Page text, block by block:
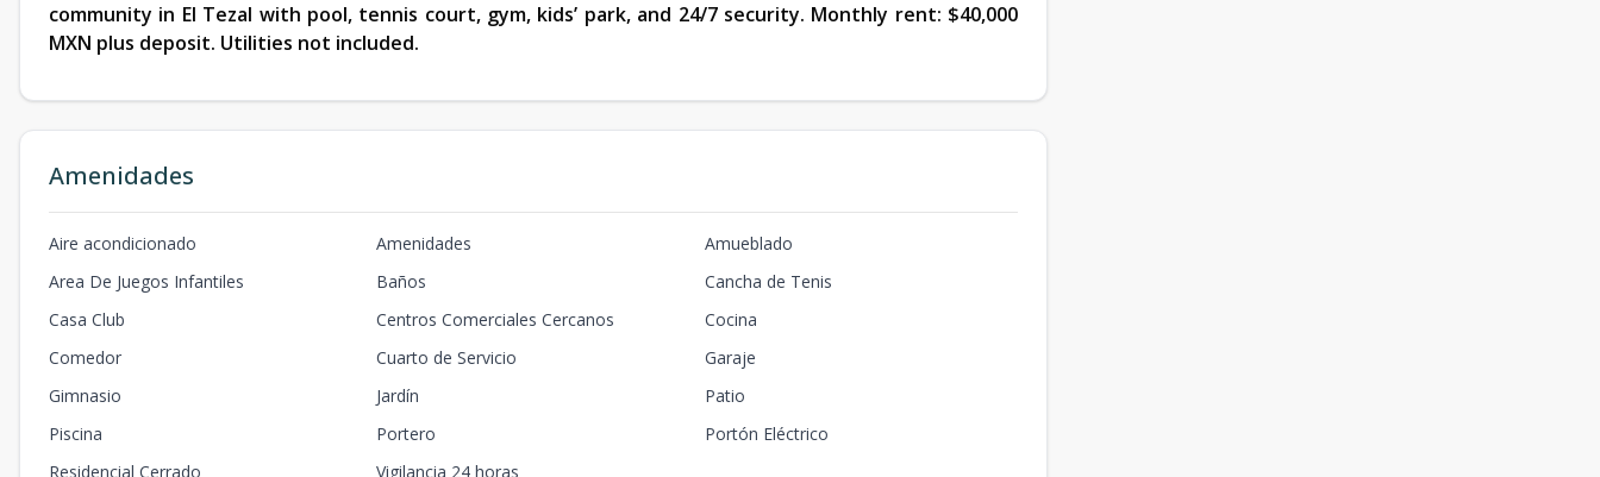
community in El Tezal with pool, tennis court, gym, kids’ park, and 24/7 security. Monthly rent: $40,000
MXN plus deposit. Utilities not included.
Amenidades
Aire acondicionado Amenidades
Amueblado
Area De Juegos Infantiles
Baños
Cancha de Tenis
Casa Club
Centros Comerciales Cercanos
Cocina
Comedor
Cuarto de Servicio
Garaje
Gimnasio
Jardín
Patio
Piscina
Portero
Portón Eléctrico
Residencial Cerrado
Vigilancia 24 horas